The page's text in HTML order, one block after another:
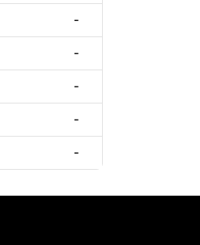
-
-
-
-
-